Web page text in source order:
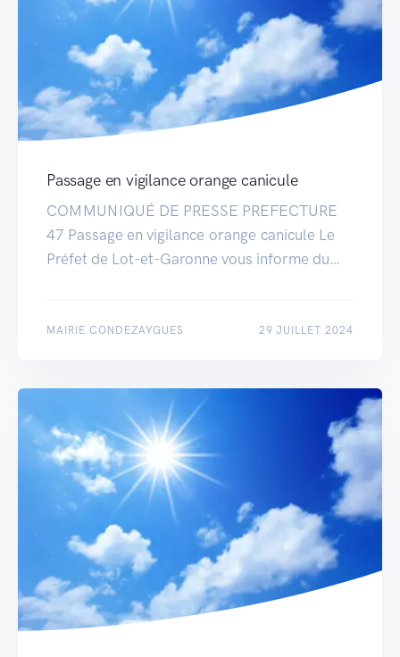
Passage en vigilance orange canicule
COMMUNIQUÉ DE PRESSE PREFECTURE
47 Passage en vigilance orange canicule Le
Préfet de Lot-et-Garonne vous informe du…
MAIRIE CONDEZAYGUES 29 JUILLET 2024